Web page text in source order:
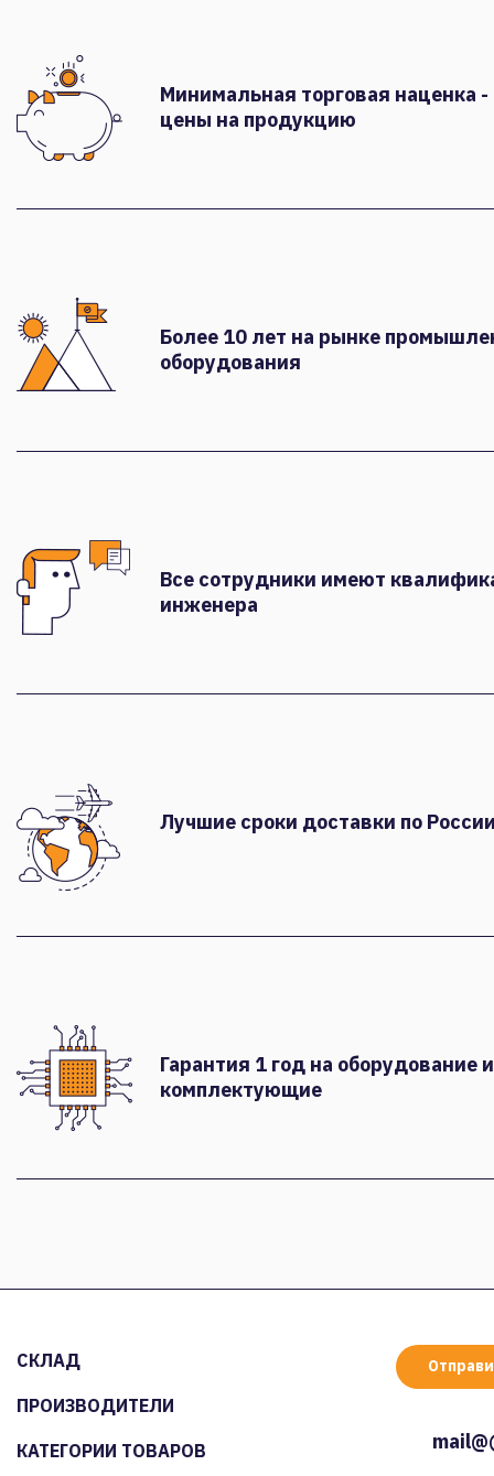
Минимальная торговая наценка
цены на продукцию
Более 10 лет на рынке
оборудования
Все сотрудники имеют
инженера
Лучшие сроки доставки по
Гарантия 1 год на оборудование и
комплектующие
СКЛАД
ПРОИЗВОДИТЕЛИ
КАТЕГОРИИ ТОВАРОВ